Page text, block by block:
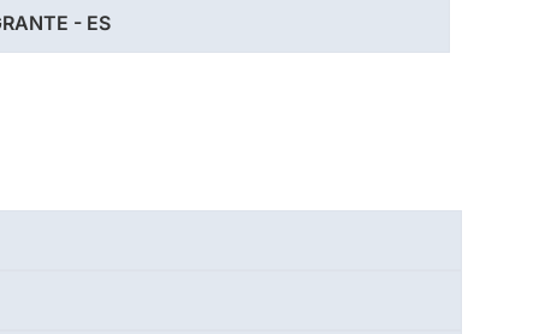
- ES